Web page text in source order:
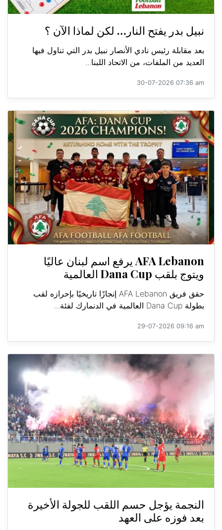
نبيل بدر يفتح النار… لكن لماذا الآن ؟
بعد مقابلة رئيس نادي الأنصار نبيل بدر التي تناول فيها
العديد من الملفات، من الاتحاد اللبنا...
30-07-2026 07:36 am
AFA Lebanon يرفع اسم لبنان عاليًا
ويتوج بلقب Dana Cup العالمية
حقق فريق AFA Lebanon إنجازًا تاريخيًا بإحرازه لقب
بطولة Dana Cup العالمية في الدنمارك لفئة...
29-07-2026 09:16 am
النجمة يؤجل حسم اللقب للجولة الأخيرة
بعد فوزه على العهد